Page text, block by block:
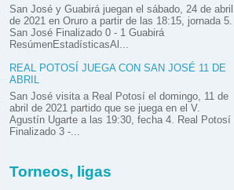
San José y Guabirá juegan el sábado, 24 de abril
de 2021 en Oruro a partir de las 18:15, jornada 5.
San José Finalizado 0 - 1 Guabirá
ResúmenEstadísticasAl...
REAL POTOSÍ JUEGA CON SAN JOSÉ 11 DE
ABRIL
San José visita a Real Potosí el domingo, 11 de
abril de 2021 partido que se juega en el V.
Agustín Ugarte a las 19:30, fecha 4. Real Potosí
Finalizado 3 -...
Torneos, ligas